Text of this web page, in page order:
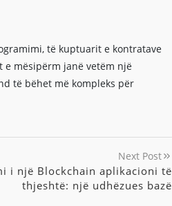
të kuptuarit e kontratave
mësipërm janë vetëm një
të bëhet më kompleks për
Next Post
i një Blockchain aplikacioni të
thjeshtë: një udhëzues bazë